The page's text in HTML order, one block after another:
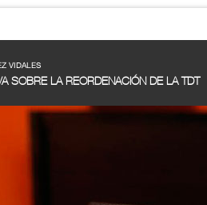
VIDALES
SOBRE LA REORDENACIÓN DE LA TDT